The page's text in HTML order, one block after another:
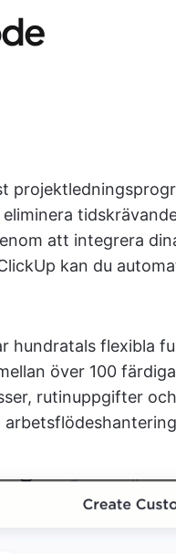
att integrera
kan du
hundratals flexibla
över 100
rutinuppgifter